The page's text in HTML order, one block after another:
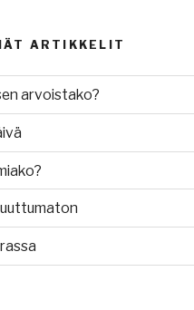
ARTIKKELIT
arvoistako?